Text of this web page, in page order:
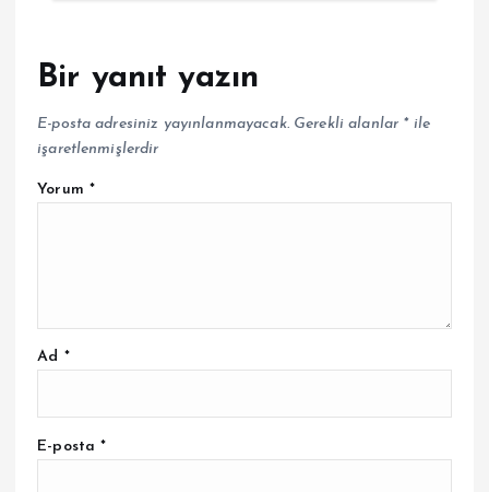
Bir yanıt yazın
E-posta adresiniz yayınlanmayacak. Gerekli alanlar *ile
işaretlenmişlerdir
Yorum *
Ad *
E-posta*